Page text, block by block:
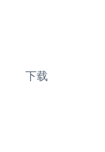
下载